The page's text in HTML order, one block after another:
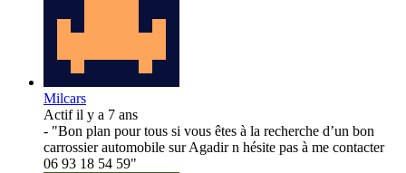
Milcars
Actif il y a 7 ans
- "Bon plan pour tous si vous êtes à la recherche d’un bon
carrossier automobile sur Agadir n hésite pas à me contacter
06 93 18 54 59"